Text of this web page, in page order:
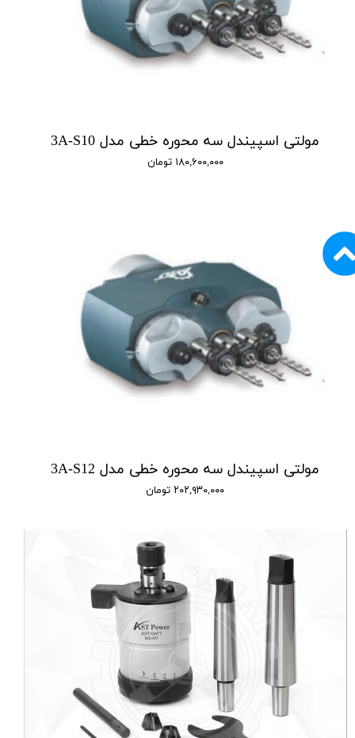
مولتی اسپیندل سه محوره خطی مدل 3A-S10
۱۸۰,۶۰۰,۰۰۰ تومان
مولتی اسپیندل سه محوره خطی مدل 3A-S12
۲۰۲,۹۳۰,۰۰۰ تومان